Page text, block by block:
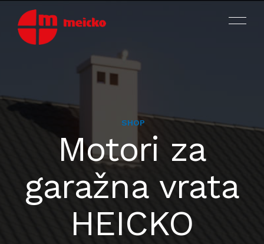
PROIZVODI
OKOVI ZA PROZORE I VRATA
VIJCI ZA PROIZVODNJU
VIJCI ZA MONTAŽU I SPOJKE
ASORTIMAN I KATALOZI
CERTIFIKATI ISO TÜV SÜD
SHOP
Motori za
garažna vrata
HEICKO